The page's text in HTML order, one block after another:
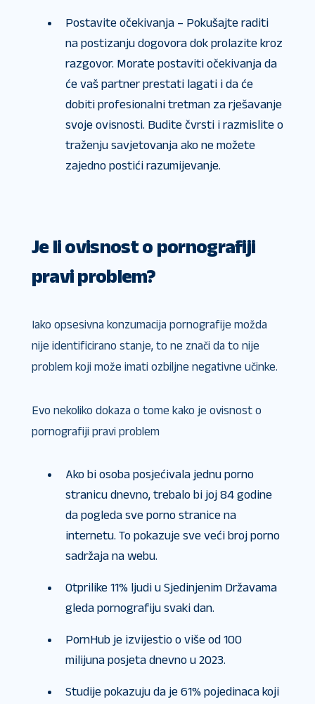
Postavite očekivanja – Pokušajte raditi
na postizanju dogovora dok prolazite kroz
razgovor. Morate postaviti očekivanja da
će vaš partner prestati lagati i da će
dobiti profesionalni tretman za rješavanje
svoje ovisnosti. Budite čvrsti i razmislite o
traženju savjetovanja ako ne možete
zajedno postići razumijevanje.
Je li ovisnost o pornografiji
pravi problem?
Iako opsesivna konzumacija pornografije možda
nije identificirano stanje, to ne znači da to nije
problem koji može imati ozbiljne negativne učinke.
Evo nekoliko dokaza o tome kako je ovisnost o
pornografiji pravi problem
Ako bi osoba posjećivala jednu porno
stranicu dnevno, trebalo bi joj 84 godine
da pogleda sve porno stranice na
internetu. To pokazuje sve veći broj porno
sadržaja na webu.
Otprilike 11% ljudi u Sjedinjenim Državama
gleda pornografiju svaki dan.
PornHub je izvijestio o više od 100
milijuna posjeta dnevno u 2023.
Studije pokazuju da je 61% pojedinaca koji